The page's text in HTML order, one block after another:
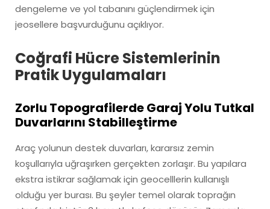
dengeleme ve yol tabanını güçlendirmek için
jeosellere başvurduğunu açıklıyor.
Coğrafi Hücre Sistemlerinin
Pratik Uygulamaları
Zorlu Topografilerde Garaj Yolu Tutkal
Duvarlarını Stabilleştirme
Araç yolunun destek duvarları, kararsız zemin
koşullarıyla uğraşırken gerçekten zorlaşır. Bu yapılara
ekstra istikrar sağlamak için geocelllerin kullanışlı
olduğu yer burası. Bu şeyler temel olarak toprağın